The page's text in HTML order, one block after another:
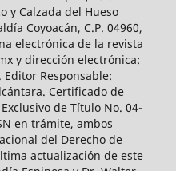
y Calzada del Hueso
Coyoacán, C.P. 04960,
electrónica de la revista
y dirección electrónica:
Responsable:
Certificado de
de Título No. 04-
en trámite, ambos
del Derecho de
actualización de este